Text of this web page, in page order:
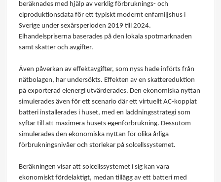
beräknades med hjälp av verklig förbruknings- och
elproduktionsdata för ett typiskt modernt enfamiljshus i
Sverige under sexårsperioden 2019 till 2024.
Elhandelspriserna baserades på den lokala spotmarknaden
samt skatter och avgifter.
Även påverkan av effektavgifter, som nyss hade införts från
nätbolagen, har undersökts. Effekten av en skattereduktion
på exporterad elenergi utvärderades. Den ekonomiska nyttan
simulerades även för ett scenario där ett virtuellt AC-kopplat
batteri installerades i huset, med en laddningsstrategi som
syftar till att maximera husets egenförbrukning. Dessutom
simulerades den ekonomiska nyttan för olika årliga
förbrukningsnivåer och storlekar på solcellssystemet.
Beräkningen visar att solcellssystemet i sig kan vara
ekonomiskt fördelaktigt, medan tillägg av ett batteri med